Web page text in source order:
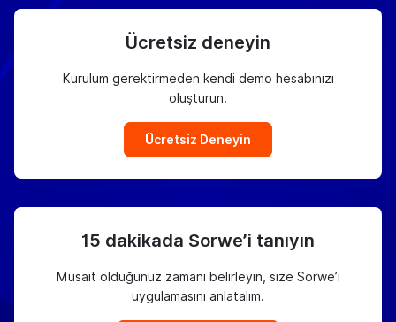
Ücretsiz deneyin
Kurulum gerektirmeden kendi demo hesabınızı
oluşturun.
Ücretsiz Deneyin
15 dakikada Sorwe’i tanıyın
Müsait olduğunuz zamanı belirleyin, size Sorwe’i
uygulamasını anlatalım.